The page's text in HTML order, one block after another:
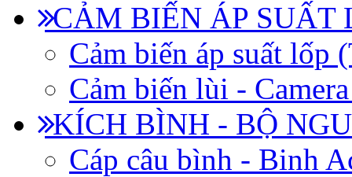
CẢM BIẾN ÁP SUẤT
Cảm biến áp suất lốp
Cảm biến lùi -
KÍCH BÌNH - BỘ
Cáp câu bình - Binh